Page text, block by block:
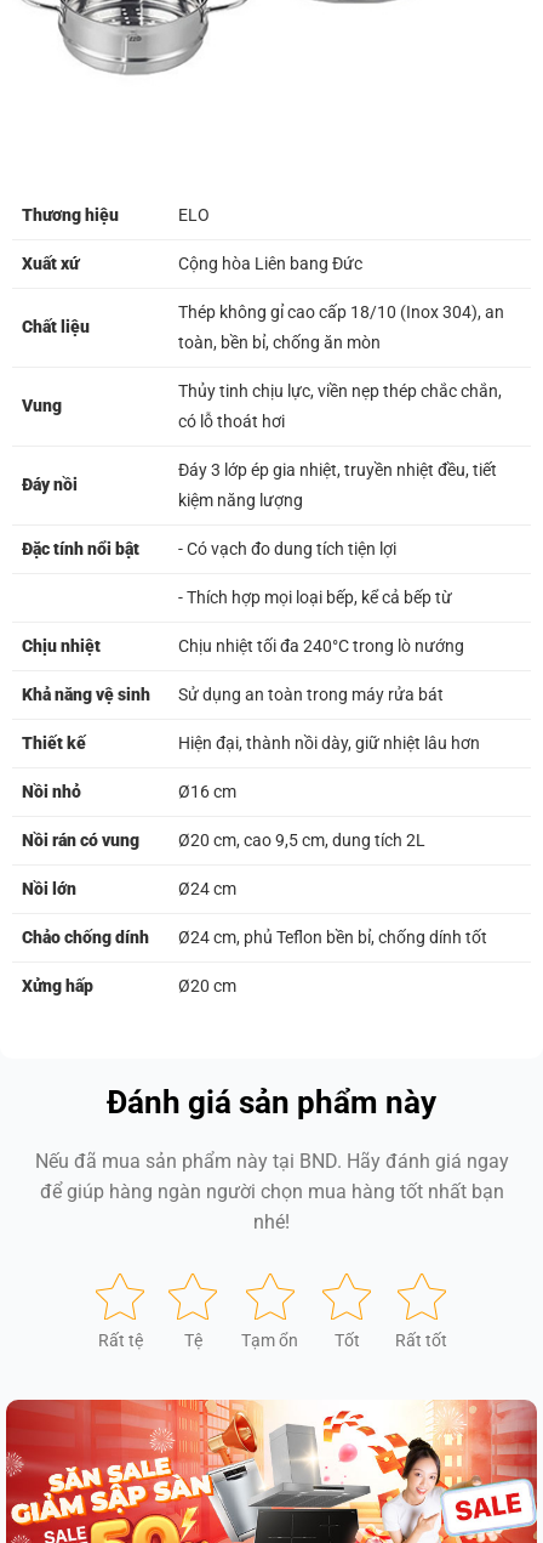
Thương hiệu ELO
Xuất xứ Cộng hòa Liên bang Đức
Chất liệu
Thép không gỉ cao cấp 18/10 (Inox 304), an
toàn, bền bỉ, chống ăn mòn
Vung
Thủy tinh chịu lực, viền nẹp thép chắc chắn,
có lỗ thoát hơi
Đáy nồi
Đáy 3 lớp ép gia nhiệt, truyền nhiệt đều, tiết
kiệm năng lượng
Đặc tính nổi bật - Có vạch đo dung tích tiện lợi
- Thích hợp mọi loại bếp, kể cả bếp từ
Chịu nhiệt Chịu nhiệt tối đa 240°C trong lò nướng
Khả năng vệ sinh Sử dụng an toàn trong máy rửa bát
Thiết kế Hiện đại, thành nồi dày, giữ nhiệt lâu hơn
Nồi nhỏ Ø16 cm
Nồi rán có vung Ø20 cm, cao 9,5 cm, dung tích 2L
Nồi lớn Ø24 cm
Chảo chống dính Ø24 cm, phủ Teflon bền bỉ, chống dính tốt
Xửng hấp Ø20 cm
Đánh giá sản phẩm này
Nếu đã mua sản phẩm này tại BND. Hãy đánh giá ngay
để giúp hàng ngàn người chọn mua hàng tốt nhất bạn
nhé!
Rất tệ Tệ Tạm ổn Tốt Rất tốt